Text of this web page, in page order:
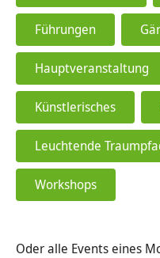
Führungen
Hauptveranstaltung
Künstlerisches
Leuchtende
Workshops
Oder alle Events eines